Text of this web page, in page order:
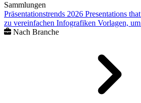
Sammlungen
Präsentationstrends 2026 Presentations
zu vereinfachen Infografiken Vorlagen,
Nach Branche